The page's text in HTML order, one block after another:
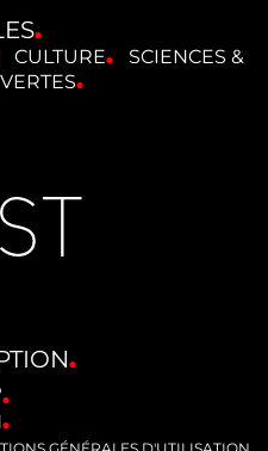
CULTURE
SCIENCES &